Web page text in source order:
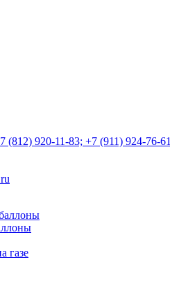
(812) 920-11-83; +7 (911) 924-76-61
газе